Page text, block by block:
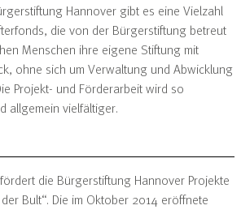
Hannover gibt es eine Vielzahl
die von der Bürgerstiftung betreut
Menschen ihre eigene Stiftung mit
ohne sich um Verwaltung und Abwicklung
Projekt- und Förderarbeit wird so
allgemein vielfältiger.
die Bürgerstiftung Hannover Projekte
Bult“. Die im Oktober 2014 eröffnete